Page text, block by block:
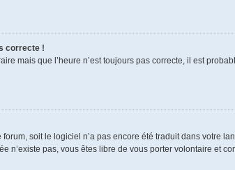
correcte !
mais que l’heure n’est toujours pas correcte, il est
soit le logiciel n’a pas encore été traduit dans votre
n’existe pas, vous êtes libre de vous porter volontaire et